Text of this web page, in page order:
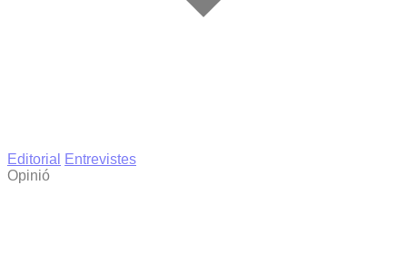
Editorial
Entrevistes
Opinió